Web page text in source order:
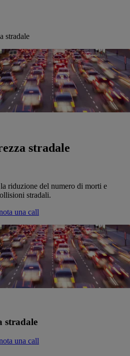
stradale
stradale
riduzione del numero di morti e
stradali.
una call
stradale
una call